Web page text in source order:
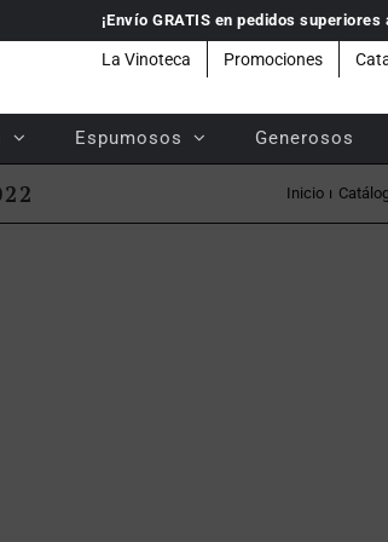
¡Envío GRATIS en pedidos superiores
La Vinoteca Promociones
Espumosos Generosos
Inicio